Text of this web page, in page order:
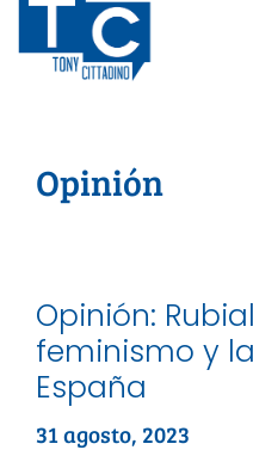
Opinión
Opinión:
feminismo y
España
31 agosto, 2023